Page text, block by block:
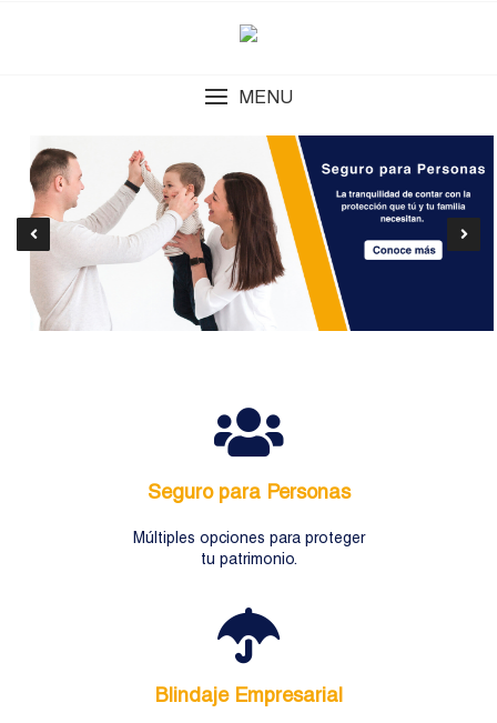
MENU
Seguro para Personas
Múltiples opciones para proteger
tu patrimonio.
Blindaje Empresarial